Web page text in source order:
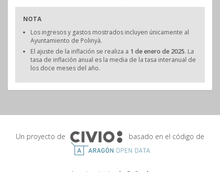
NOTA
Los ingresos y gastos mostrados incluyen únicamente al
Ayuntamiento de Polinyà.
El ajuste de la inflación se realiza a 1 de enero de 2025. La
tasa de inflación anual es la media de la tasa interanual de
los doce meses del año.
Un proyecto de basado en el código de